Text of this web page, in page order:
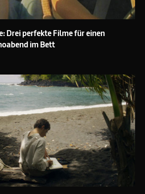
Drei perfekte Filme für einen
im Bett